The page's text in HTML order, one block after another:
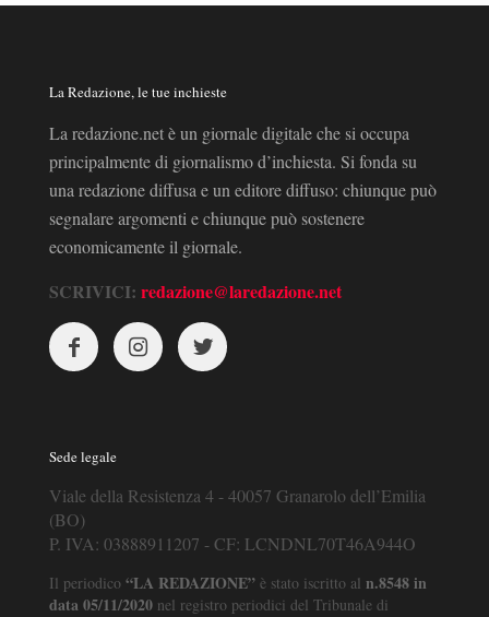
La Redazione, le tue inchieste
La redazione.net è un giornale digitale che si occupa
principalmente di giornalismo d’inchiesta. Si fonda su
una redazione diffusa e un editore diffuso: chiunque può
segnalare argomenti e chiunque può sostenere
economicamente il giornale.
SCRIVICI: redazione@laredazione.net
Sede legale
Viale della Resistenza 4 - 40057 Granarolo dell’Emilia
(BO)
P. IVA: 03888911207 - CF: LCNDNL70T46A944O
Il periodico “LA REDAZIONE” è stato iscritto al n.8548 in
data 05/11/2020 nel registro periodici del Tribunale di